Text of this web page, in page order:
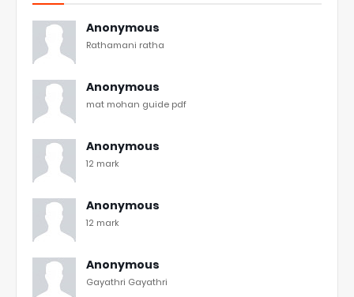
Anonymous
Rathamani ratha
Anonymous
mat mohan guide pdf
Anonymous
12 mark
Anonymous
12 mark
Anonymous
Gayathri Gayathri